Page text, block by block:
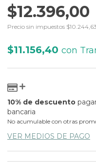
$12.396,00
Precio sin impuestos $10.244,63
$11.156,40 con
10% de descuento
bancaria
No acumulable con otras
VER MEDIOS DE PAGO